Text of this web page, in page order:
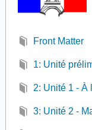
Front Matter
1: Unité
2: Unité 1 - À
3: Unité 2 -